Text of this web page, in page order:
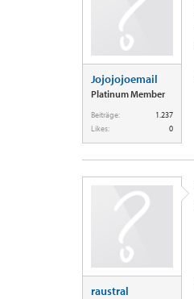
Jojojojoemail
Platinum Member
Beiträge:
1.237
Likes:
0
raustral